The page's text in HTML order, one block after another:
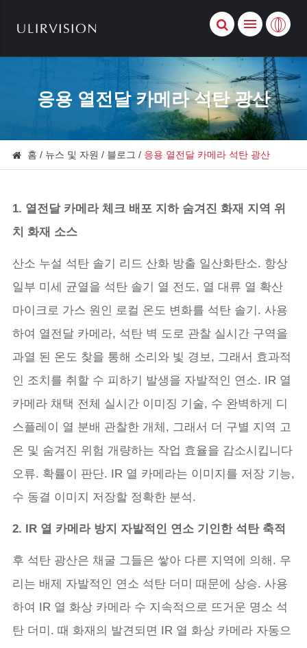
응용 열전달 카메라 석탄 광산
홈 뉴스 및 자원 블로그 응용 열전달 카메라 석탄 광산
1. 열전달 카메라 체크 배포 지하 숨겨진 화재 지역 위
치 화재 소스
산소 누설 석탄 솔기 리드 산화 방출 일산화탄소. 항상
일부 미세 균열을 석탄 솔기 열 전도, 열 대류 열 확산
마이크로 가스 원인 로컬 온도 변화를 석탄 솔기. 사용
하여 열전달 카메라, 석탄 벽 도로 관찰 실시간 구역을
과열 된 온도 찾을 통해 소리와 빛 경보, 그래서 효과적
인 조치를 취할 수 피하기 발생을 자발적인 연소. IR 열
카메라 채택 전체 실시간 이미징 기술, 수 완벽하게 디
스플레이 열 분배 관찰한 개체, 그래서 더 구별 지역 고
온 및 숨겨진 위험 개량하는 작업 효율을 감소시킵니다
오류. 확률이 판단. IR 열 카메라는 이미지를 저장 기능,
수 동결 이미지 저장할 정확한 분석.
2. IR 열 카메라 방지 자발적인 연소 기인한 석탄 축적
후 석탄 광산은 채굴 그들은 쌓아 다른 지역에 의해. 우
리는 배제 자발적인 연소 석탄 더미 때문에 상승. 사용
하여 IR 열 화상 카메라 수 지속적으로 뜨거운 명소 석
탄 더미. 때 화재의 발견되면 IR 열 화상 카메라 자동으